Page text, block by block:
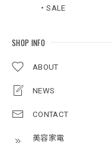
・SALE
SHOP INFO
ABOUT
NEWS
CONTACT
美容家電